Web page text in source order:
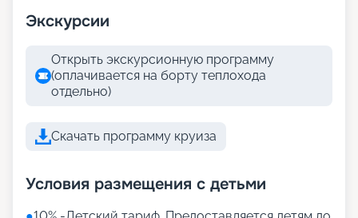
Экскурсии
Открыть экскурсионную программу
(оплачивается на борту теплохода
отдельно)
Скачать программу круиза
Условия размещения с детьми